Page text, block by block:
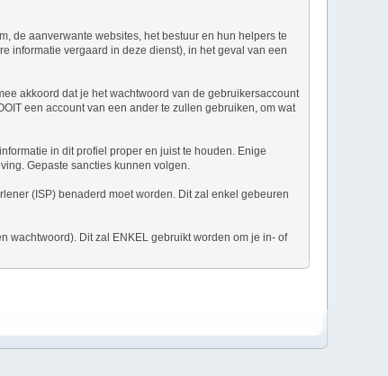
de aanverwante websites, het bestuur en hun helpers te
informatie vergaard in deze dienst), in het geval van een
akkoord dat je het wachtwoord van de gebruikersaccount
een account van een ander te zullen gebruiken, om wat
in dit profiel proper en juist te houden. Enige
Gepaste sancties kunnen volgen.
(ISP) benaderd moet worden. Dit zal enkel gebeuren
wachtwoord). Dit zal ENKEL gebruikt worden om je in- of